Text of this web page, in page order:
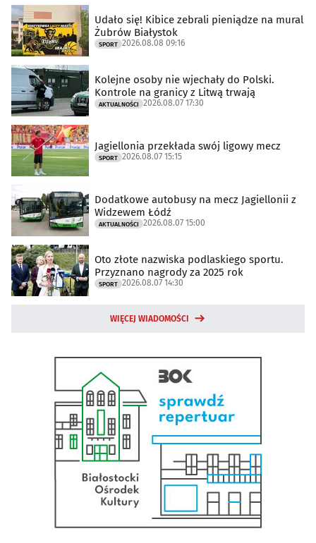
Udało się! Kibice zebrali pieniądze na mural
Żubrów Białystok
SPORT 2026.08.08 09:16
Kolejne osoby nie wjechały do Polski.
Kontrole na granicy z Litwą trwają
AKTUALNOŚCI 2026.08.07 17:30
Jagiellonia przekłada swój ligowy mecz
SPORT 2026.08.07 15:15
Dodatkowe autobusy na mecz Jagiellonii z
Widzewem Łódź
AKTUALNOŚCI 2026.08.07 15:00
Oto złote nazwiska podlaskiego sportu.
Przyznano nagrody za 2025 rok
SPORT 2026.08.07 14:30
WIĘCEJ WIADOMOŚCI